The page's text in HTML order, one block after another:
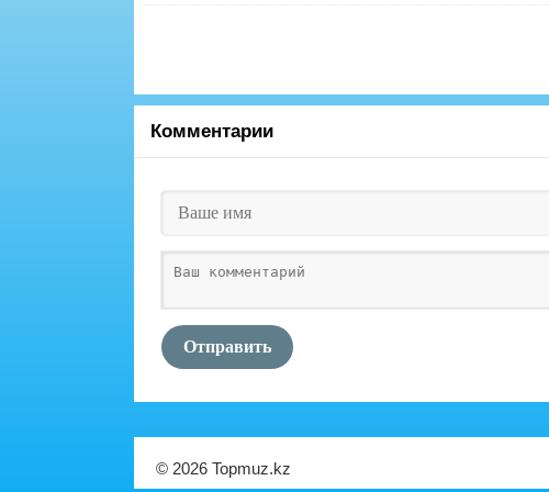
Комментарии
Отправить
© 2026 Topmuz.kz